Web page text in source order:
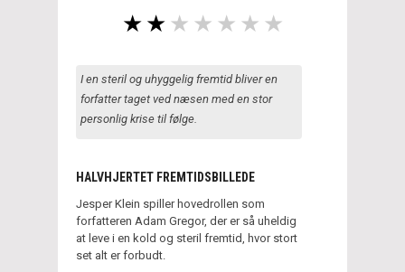
I en steril og uhyggelig fremtid bliver en
forfatter taget ved næsen med en stor
personlig krise til følge.
HALVHJERTET FREMTIDSBILLEDE
Jesper Klein spiller hovedrollen som
forfatteren Adam Gregor, der er så uheldig
at leve i en kold og steril fremtid, hvor stort
set alt er forbudt.